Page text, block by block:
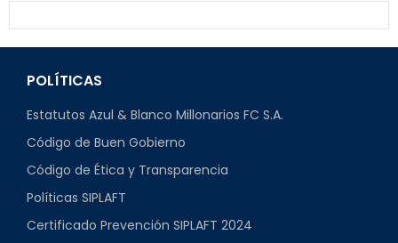
POLÍTICAS
Estatutos Azul & Blanco Millonarios FC S.A.
Código de Buen Gobierno
Código de Ética y Transparencia
Políticas SIPLAFT
Certificado Prevención SIPLAFT 2024